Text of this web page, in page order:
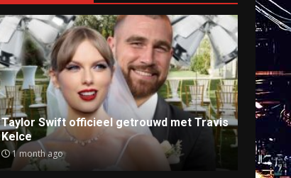
Ray J klaagt Kim Kardashian aan om
sekstape
9 months ago
Anti-
9